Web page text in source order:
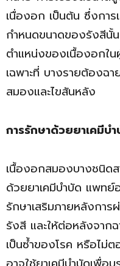
เนื่องอก เป็นต้น ซึ่งการ
กำหนดขนาดของรังสีนั้
ตำแหน่งของเนื้องอกใ
เฉพาะที่ บางรายต้องฉ
สมองและไขสันหลัง
การรักษาด้วยยาเคมีบ
เนื้องอกสมองบางชนิด
ด้วยยาเคมีบำบัด แพทย์
รักษาเสริมภายหลังกา
รังสี และให้ต่อหลังจา
เป็นซ้ำของโรค หรือไม่